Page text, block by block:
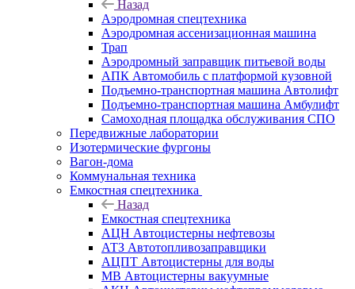
Назад
Аэродромная спецтехника
Аэродромная ассенизационная машина
Трап
Аэродромный заправщик питьевой воды
АПК Автомобиль с платформой кузовной
Подъемно-транспортная машина Автолифт
Подъемно-транспортная машина Амбулифт
Самоходная площадка обслуживания СПО
Передвижные лаборатории
Изотермические фургоны
Вагон-дома
Коммунальная техника
Емкостная спецтехника
Назад
Емкостная спецтехника
АЦН Автоцистерны нефтевозы
АТЗ Автотопливозаправщики
АЦПТ Автоцистерны для воды
МВ Автоцистерны вакуумные